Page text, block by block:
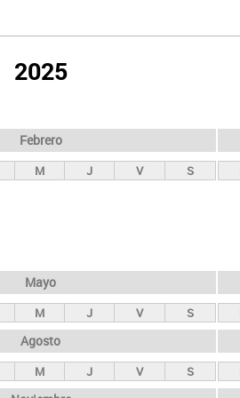
2025
Febrero
M J V S
Mayo
M J V S
Agosto
M J V S